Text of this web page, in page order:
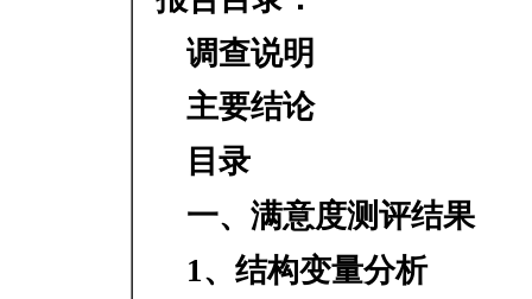
调查说明
主要结论
目录
一、满意度测评结果
1、结构变量分析